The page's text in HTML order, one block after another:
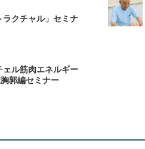
ゲ
ョ
クチャル」セミナ
ル筋肉エネルギー
郭編セミナー